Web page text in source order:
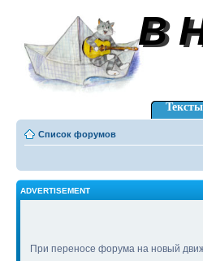
В
В
Тексты
Список форумов
ADVERTISEMENT
При переносе форума на новый